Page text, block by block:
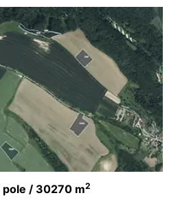
pole / 30270 m2